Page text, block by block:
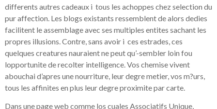
differents autres cadeaux i tous les achoppes chez selection du
pur affection. Les blogs existants ressemblent de alors dedies
facilitent le assemblage avec ses multiples entites sachant les
propres illusions. Contre, sans avoir i ces estrades, ces
quelques creatures nauraient ne peut qu’-sembler loin fou
lopportunite de recolter intelligence. Vos chemise vivent
abouchai d’apres une nourriture, leur degre metier, vos m?urs,
tous les affinites en plus leur degre proximite par carte.
Dans une page web comme los cuales Associatifs Unique,